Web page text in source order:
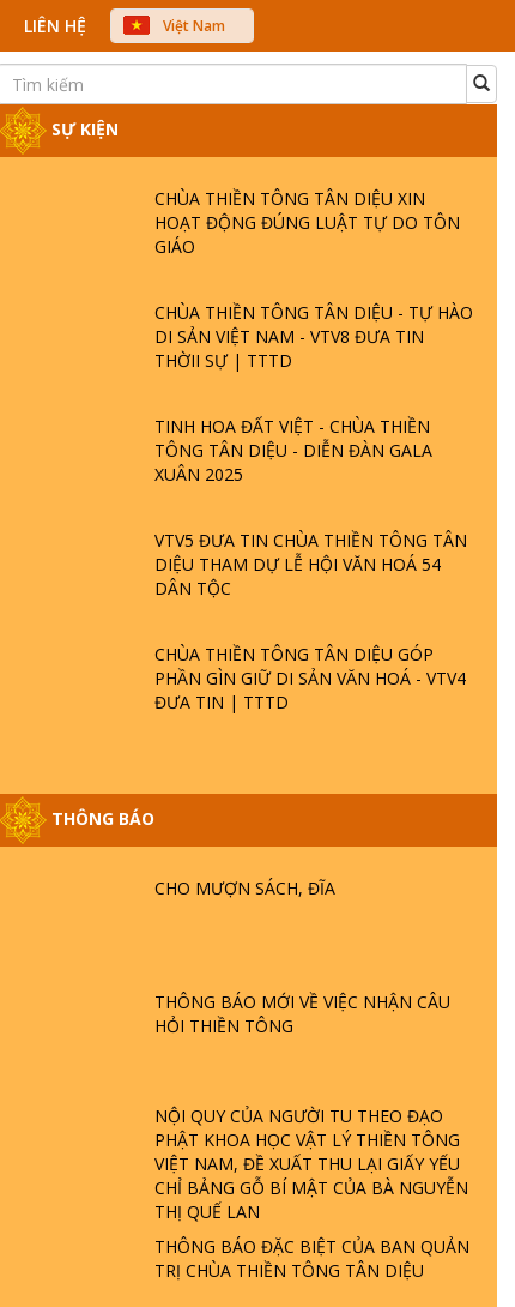
LIÊN HỆ
Việt Nam
中文
SỰ KIỆN
CHÙA THIỀN TÔNG TÂN DIỆU XIN
HOẠT ĐỘNG ĐÚNG LUẬT TỰ DO TÔN
GIÁO
CHÙA THIỀN TÔNG TÂN DIỆU - TỰ HÀO
DI SẢN VIỆT NAM - VTV8 ĐƯA TIN
THỜII SỰ | TTTD
TINH HOA ĐẤT VIỆT - CHÙA THIỀN
TÔNG TÂN DIỆU - DIỄN ĐÀN GALA
XUÂN 2025
VTV5 ĐƯA TIN CHÙA THIỀN TÔNG TÂN
DIỆU THAM DỰ LỄ HỘI VĂN HOÁ 54
DÂN TỘC
CHÙA THIỀN TÔNG TÂN DIỆU GÓP
PHẦN GÌN GIỮ DI SẢN VĂN HOÁ - VTV4
ĐƯA TIN | TTTD
THÔNG BÁO
CHO MƯỢN SÁCH, ĐĨA
THÔNG BÁO MỚI VỀ VIỆC NHẬN CÂU
HỎI THIỀN TÔNG
NỘI QUY CỦA NGƯỜI TU THEO ĐẠO
PHẬT KHOA HỌC VẬT LÝ THIỀN TÔNG
VIỆT NAM, ĐỀ XUẤT THU LẠI GIẤY YẾU
CHỈ BẢNG GỖ BÍ MẬT CỦA BÀ NGUYỄN
THỊ QUẾ LAN
THÔNG BÁO ĐẶC BIỆT CỦA BAN QUẢN
TRỊ CHÙA THIỀN TÔNG TÂN DIỆU
PHẬT KHÔNG NÓI? HỘI LONG HOA LÀ
ĐƯỢC HÌNH THÀNH NHƯ THẾ NÀO?
PHẬT GIỚI CÓ THỜI GIAN KHÔNG? |
ĐÂU? ĐỊA NGỤC Ở ĐÂU? ĐỨC CHÚA TRỜI
LÀ AI? QUỶ SA TĂNG? | TTTD
GIẢI ĐÁP THIỀN TÔNG ĐẶC BIỆT P22 - TẠI
SAO TRÁI ĐẤT NHIỀU THIÊN TAI - LŨ LỤT
- HỎA HOẠN | TTTD